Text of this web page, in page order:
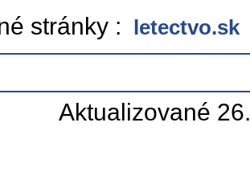
stránky :
letectvo.sk
Aktualizované